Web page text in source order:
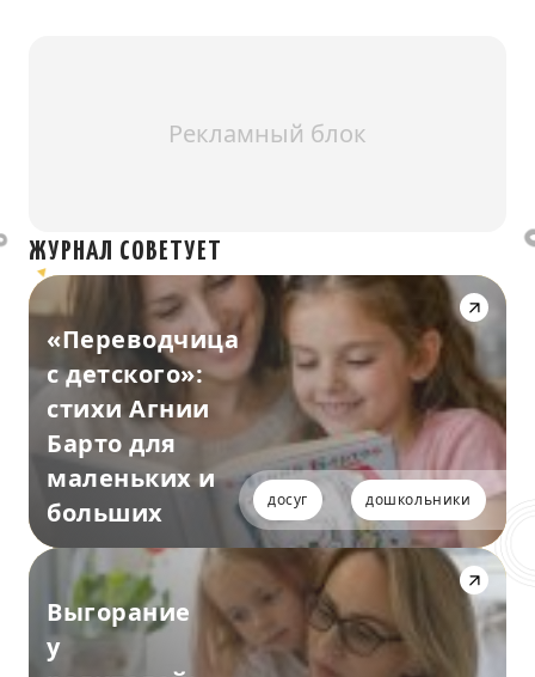
Рекламный блок
ЖУРНАЛ СОВЕТУЕТ
«Переводчица
с детского»:
стихи Агнии
Барто для
маленьких и
больших
досуг дошкольники
Выгорание
у